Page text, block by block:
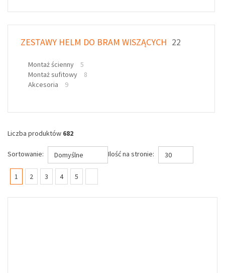
ZESTAWY HELM DO BRAM WISZĄCYCH 22
Montaż ścienny
5
Montaż sufitowy
8
Akcesoria
9
Liczba produktów 682
Sortowanie: Domyślne Ilość na stronie: 30
1 (current)
2 3 4 5